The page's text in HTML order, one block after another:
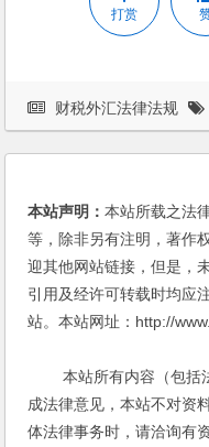
打赏
财税外汇法律法规
本站声明：本站所载之法
等，除非另有注明，著作
迎其他网站链接，但是，
引用及经许可转载时均应
站。本站网址：http://
本站所有内容（包括法
成法律意见，本站不对资
体法律事务时，请洽询有